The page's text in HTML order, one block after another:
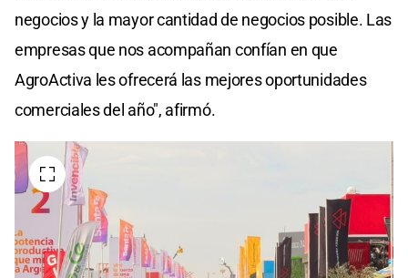
negocios y la mayor cantidad de negocios posible. Las
empresas que nos acompañan confían en que
AgroActiva les ofrecerá las mejores oportunidades
comerciales del año", afirmó.